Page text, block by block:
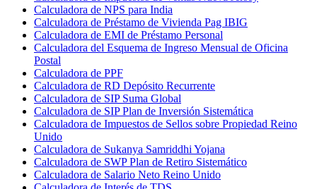
Calculadora de NPS para India
Calculadora de Préstamo de Vivienda Pag IBIG
Calculadora de EMI de Préstamo Personal
Calculadora del Esquema de Ingreso Mensual de Oficina
Postal
Calculadora de PPF
Calculadora de RD Depósito Recurrente
Calculadora de SIP Suma Global
Calculadora de SIP Plan de Inversión Sistemática
Calculadora de Impuestos de Sellos sobre Propiedad Reino
Unido
Calculadora de Sukanya Samriddhi Yojana
Calculadora de SWP Plan de Retiro Sistemático
Calculadora de Salario Neto Reino Unido